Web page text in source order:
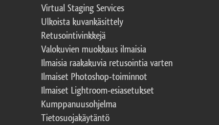
Virtual Staging Services
Ulkoista kuvankäsittely
Retusointivinkkejä
Valokuvien muokkaus ilmaisia
Ilmaisia raakakuvia retusointia varten
Ilmaiset Photoshop-toiminnot
Ilmaiset Lightroom-esiasetukset
Kumppanuusohjelma
Tietosuojakäytäntö